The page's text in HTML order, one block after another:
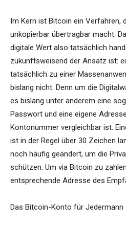
Im Kern ist Bitcoin ein Verfahren,
unkopierbar übertragbar macht.
digitale Wert also tatsächlich
zukunftsweisend der Ansatz ist:
tatsächlich zu einer
bislang nicht. Denn um die
es bislang unter anderem eine
Passwort und eine eigene
Kontonummer vergleichbar ist.
ist in der Regel über 30 Zeichen
noch häufig geändert, um die
schützen. Um via Bitcoin zu
entsprechende Adresse des
Das Bitcoin-Konto für Jedermann